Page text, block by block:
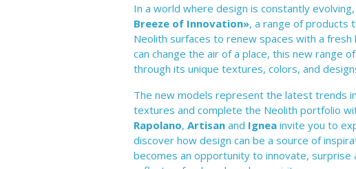
In a world where design is constantly
Breeze of Innovation», a range of products
Neolith surfaces to renew spaces with a
can change the air of a place, this new range
through its unique textures, colors, and
The new models represent the latest trends
textures and complete the Neolith portfolio
Rapolano, Artisan and Ignea invite you to
discover how design can be a source of
becomes an opportunity to innovate,